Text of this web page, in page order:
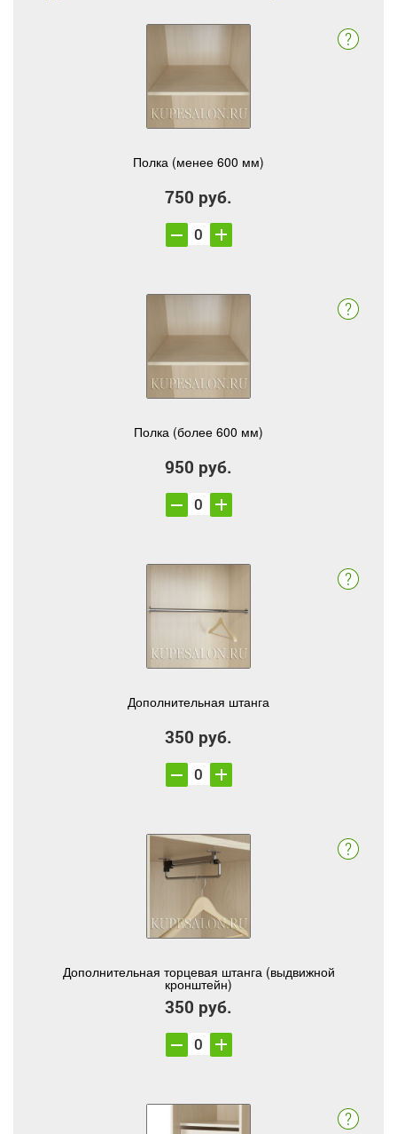
Полка (менее 600 мм)
750 руб.
Полка (более 600 мм)
950 руб.
Дополнительная штанга
350 руб.
Дополнительная торцевая штанга (выдвижной
кронштейн)
350 руб.